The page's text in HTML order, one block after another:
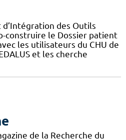
d’Intégration des Outils
construire le Dossier patient
les utilisateurs du CHU de
et les cherche
de la Recherche du